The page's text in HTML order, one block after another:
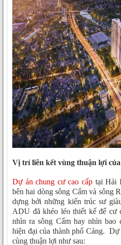
Vị trí liên kết vùng thuận lợi
Dự án chung cư cao cấp tại Hải
bên hai dòng sông Cấm và sông
dựng bởi những kiến trúc sư
ADU đã khéo léo thiết kế để cư
nhìn ra sông Cấm hay nhìn bao
hiện đại của thành phố Cảng.
cùng thuận lợi như sau: